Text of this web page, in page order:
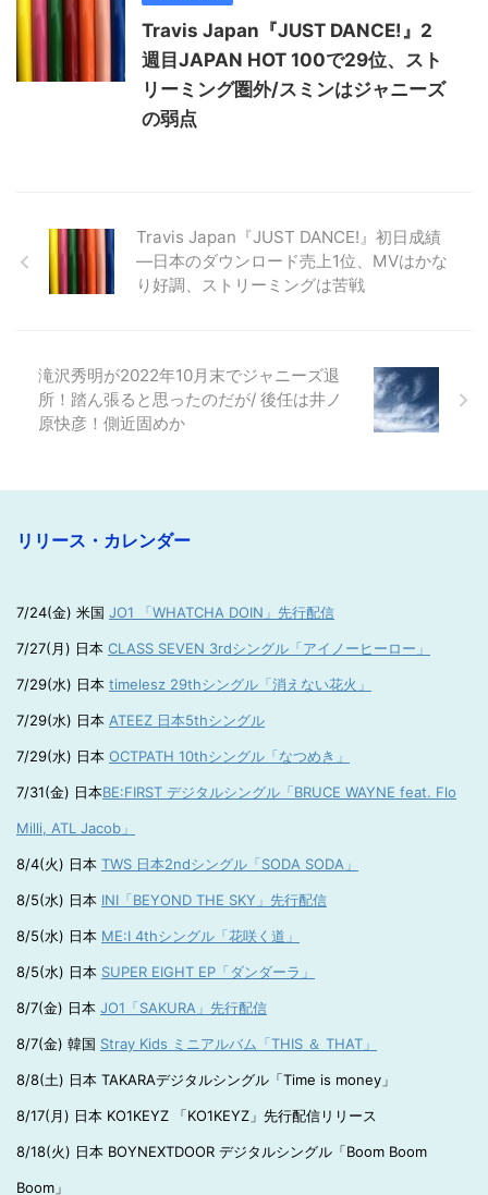
Travis Japan『JUST DANCE!』2
週目JAPAN HOT 100で29位、スト
リーミング圏外/スミンはジャニーズ
の弱点
Travis Japan『JUST DANCE!』初日成績
―日本のダウンロード売上1位、MVはかな
り好調、ストリーミングは苦戦
滝沢秀明が2022年10月末でジャニーズ退
所！踏ん張ると思ったのだが/ 後任は井ノ
原快彦！側近固めか
リリース・カレンダー
7/24(金) 米国 JO1 「WHATCHA DOIN」先行配信
7/27(月) 日本 CLASS SEVEN 3rdシングル「アイノーヒーロー」
7/29(水) 日本 timelesz 29thシングル「消えない花火」
7/29(水) 日本 ATEEZ 日本5thシングル
7/29(水) 日本 OCTPATH 10thシングル「なつめき」
7/31(金) 日本BE:FIRST デジタルシングル「BRUCE WAYNE feat. Flo
Milli, ATL Jacob」
8/4(火) 日本 TWS 日本2ndシングル「SODA SODA」
8/5(水) 日本 INI「BEYOND THE SKY」先行配信
8/5(水) 日本 ME:I 4thシングル「花咲く道」
8/5(水) 日本 SUPER EIGHT EP「ダンダーラ」
8/7(金) 日本 JO1「SAKURA」先行配信
8/7(金) 韓国 Stray Kids ミニアルバム「THIS ＆ THAT」
8/8(土) 日本 TAKARAデジタルシングル「Time is money」
8/17(月) 日本 KO1KEYZ 「KO1KEYZ」先行配信リリース
8/18(火) 日本 BOYNEXTDOOR デジタルシングル「Boom Boom
Boom」